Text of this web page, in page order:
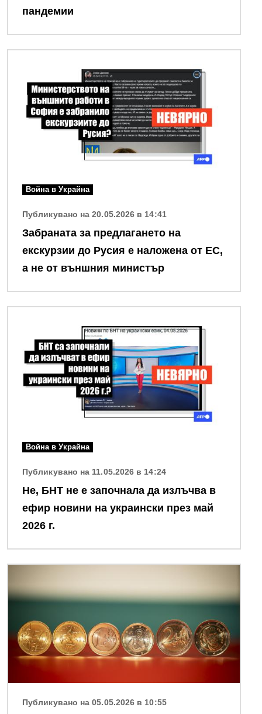
пандемии
Война в Украйна
Публикувано на 20.05.2026 в 14:41
Забраната за предлагането на
екскурзии до Русия е наложена от ЕС,
а не от външния министър
Война в Украйна
Публикувано на 11.05.2026 в 14:24
Не, БНТ не е започнала да излъчва в
ефир новини на украински през май
2026 г.
Публикувано на 05.05.2026 в 10:55